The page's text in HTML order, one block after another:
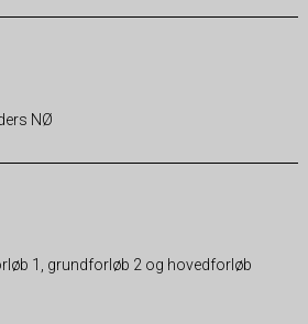
NØ
1, grundforløb 2 og hovedforløb